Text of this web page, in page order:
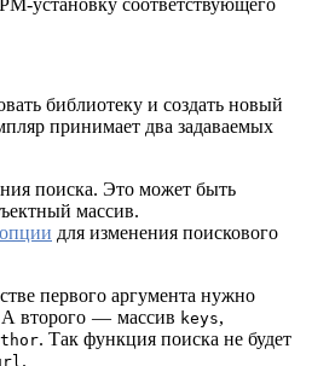
установку соответствующего
библиотеку и создать новый
принимает два задаваемых
поиска. Это может быть
массив.
опции для изменения поискового
первого аргумента нужно
второго — массив keys,
. Так функция поиска не будет
.